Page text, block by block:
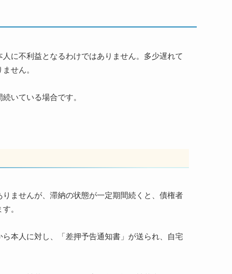
に不利益となるわけではありません。多少遅れて
せん。
いている場合です。
ませんが、滞納の状態が一定期間続くと、債権者
。
本人に対し、「差押予告通知書」が送られ、自宅